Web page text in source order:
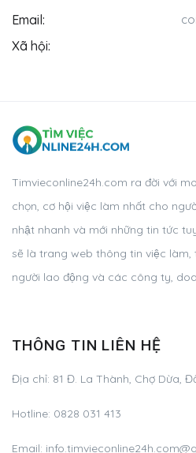
Email:
Xã hội:
Timvieconline24h.com ra đời với
chọn, cơ hội việc làm nhất cho
nhật nhanh và mới những tin tức
sẽ là trang web thông tin việc
người lao động và các công ty,
THÔNG TIN LIÊN HỆ
Địa chỉ: 81 Đ. La Thành, Chợ Dừa,
Hotline: 0828 031 413
Email: